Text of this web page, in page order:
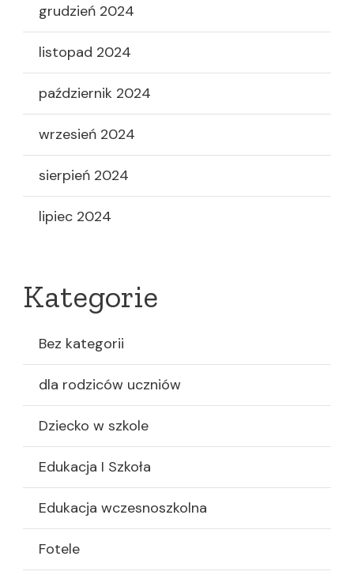
grudzień 2024
listopad 2024
październik 2024
wrzesień 2024
sierpień 2024
lipiec 2024
Kategorie
Bez kategorii
dla rodziców uczniów
Dziecko w szkole
Edukacja I Szkoła
Edukacja wczesnoszkolna
Fotele